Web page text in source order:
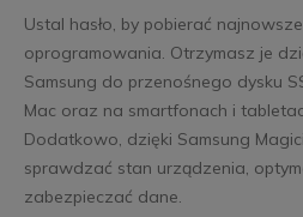
Ustal hasło, by pobierać
oprogramowania. Otrzymasz je
Samsung do przenośnego dysku
Mac oraz na smartfonach i
Dodatkowo, dzięki Samsung
sprawdzać stan urządzenia,
zabezpieczać dane.